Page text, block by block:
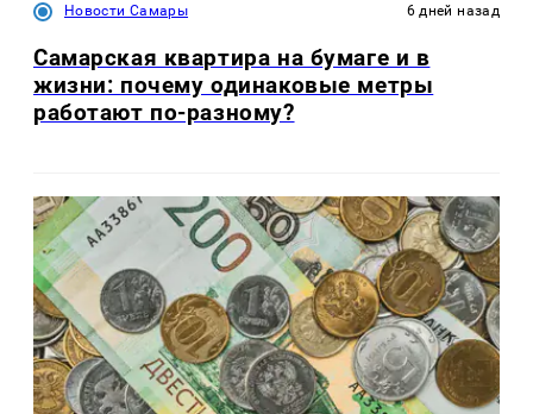
Новости Самары 6 дней назад
Самарская квартира на бумаге и в
жизни: почему одинаковые метры
работают по-разному?